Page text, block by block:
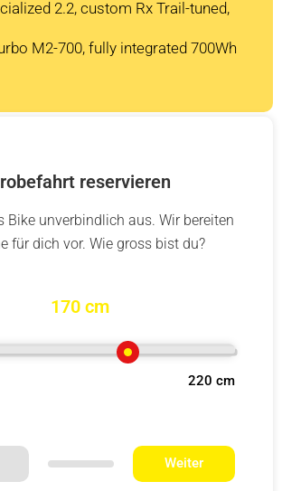
2.2, custom Rx Trail-tuned,
M2-700, fully integrated 700Wh
reservieren
Bike unverbindlich aus. Wir bereiten
für dich vor. Wie gross bist du?
170 cm
220 cm
Weiter